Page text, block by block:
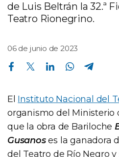
de Luis Beltrán la 32.ª
Teatro Rionegrino.
06 de junio de 2023
Compartir en Facebook Compartir en Twitter Compartir en Linkedin Compartir en Whatsapp
El Instituto Nacional del
organismo del Ministerio
que la obra de Bariloche
Gusanoses la ganadora
del Teatro de Río Negro y